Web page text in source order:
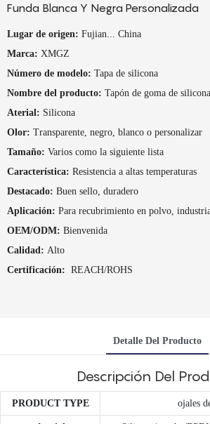
Funda Blanca Y Negra Personalizada
Lugar de origen: Fujian... China
Marca: XMGZ
Número de modelo: Tapa de silicona
Nombre del producto: Tapón de goma de
Aterial: Silicona
Olor: Transparente, negro, blanco o personalizar
Tamaño: Varios como la siguiente lista
Característica: Resistencia a altas temperaturas
Destacado: Buen sello, duradero
Aplicación: Para recubrimiento en polvo,
OEM/ODM: Bienvenida
Calidad: Alto
Certificación: REACH/ROHS
Detalle Del Producto
Descripción Del
PRODUCT TYPE ojales